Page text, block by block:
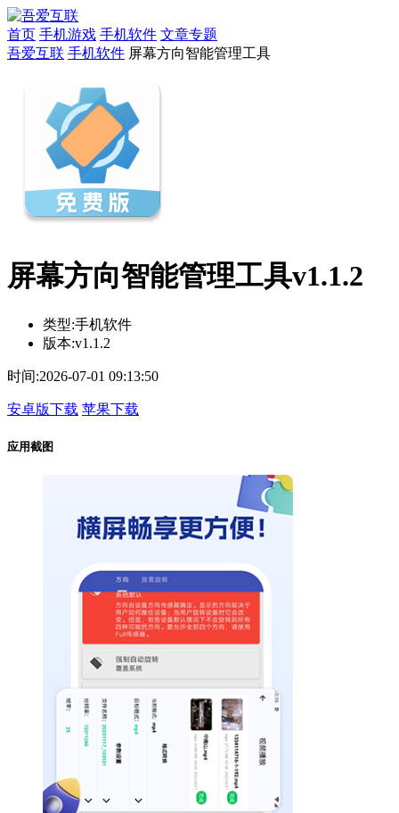
首页 手机游戏 手机软件 文章专题
吾爱互联 手机软件 屏幕方向智能管理工具
屏幕方向智能管理工具v1.1.2
类型:手机软件
版本:v1.1.2
时间:2026-07-01 09:13:50
安卓版下载 苹果下载
应用截图